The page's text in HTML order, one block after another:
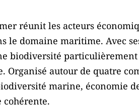
réunit les acteurs
domaine maritime. Avec
biodiversité
autour de quatre
marine, économie